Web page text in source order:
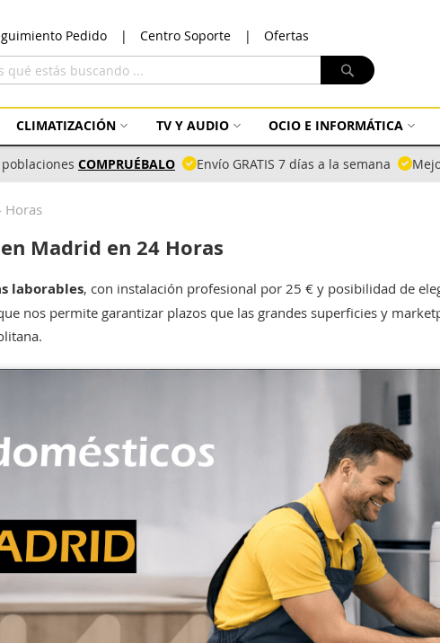
Pedido Centro Soporte Ofertas
contenido
Buscar
CLIMATIZACIÓN TV Y AUDIO OCIO E INFORMÁTICA
COMPRUÉBALO Envío GRATIS 7 días a la semana
Horas
Madrid en 24 Horas
laborables, con instalación profesional por 25 € y posibilidad de
nos permite garantizar plazos que las grandes superficies y